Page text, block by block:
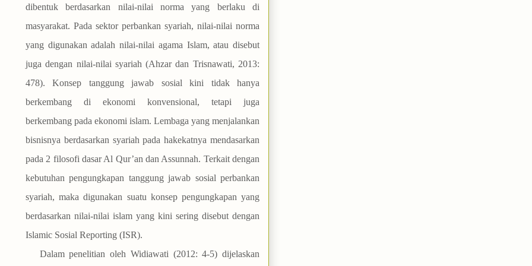
dibentuk berdasarkan nilai-nilai norma yang berlaku di
masyarakat. Pada sektor perbankan syariah, nilai-nilai norma
yang digunakan adalah nilai-nilai agama Islam, atau disebut
juga dengan nilai-nilai syariah (Ahzar dan Trisnawati, 2013:
478). Konsep tanggung jawab sosial kini tidak hanya
berkembang di ekonomi konvensional, tetapi juga
berkembang pada ekonomi islam. Lembaga yang menjalankan
bisnisnya berdasarkan syariah pada hakekatnya mendasarkan
pada 2 filosofi dasar Al Qur’an dan Assunnah. Terkait dengan
kebutuhan pengungkapan tanggung jawab sosial perbankan
syariah, maka digunakan suatu konsep pengungkapan yang
berdasarkan nilai-nilai islam yang kini sering disebut dengan
Islamic Sosial Reporting (ISR).
Dalam penelitian oleh Widiawati (2012: 4-5) dijelaskan